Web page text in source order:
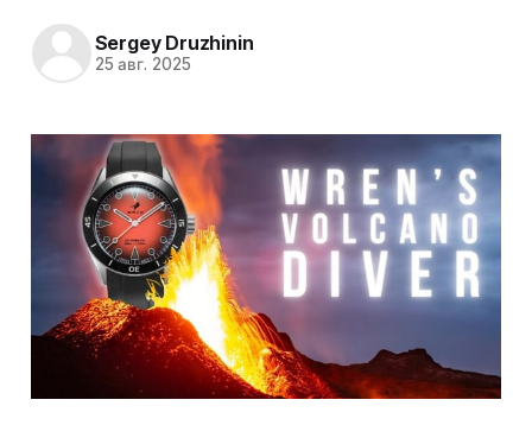
Sergey Druzhinin
25 авг. 2025